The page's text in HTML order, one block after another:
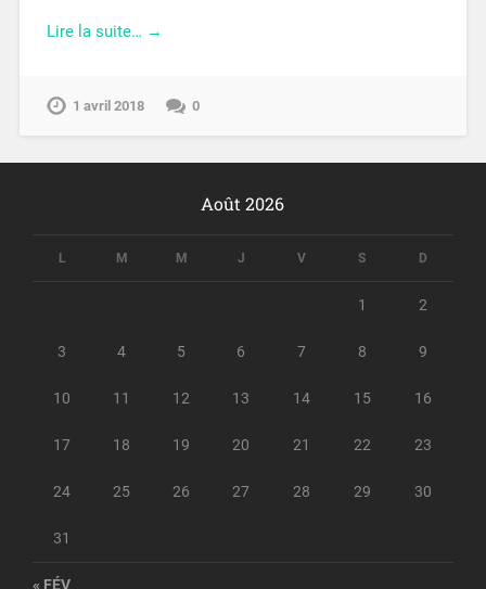
Lire la suite… →
1 avril 2018 0
Août 2026
L M M J V S D
1 2
3 4 5 6 7 8 9
10 11 12 13 14 15 16
17 18 19 20 21 22 23
24 25 26 27 28 29 30
31
« FÉV